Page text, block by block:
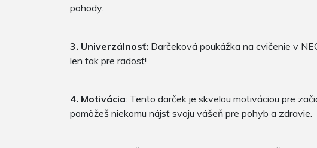
pohody.
3. Univerzálnosť: Darčeková poukážka na cvičenie v
len tak pre radosť!
4. Motivácia: Tento darček je skvelou motiváciou pre
pomôžeš niekomu nájsť svoju vášeň pre pohyb a zdravie.